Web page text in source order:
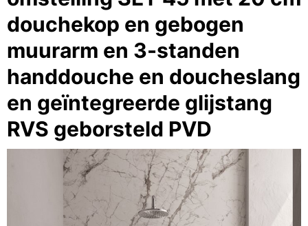
douchekop en gebogen
muurarm en 3-standen
handdouche en doucheslang
en geïntegreerde glijstang
RVS geborsteld PVD